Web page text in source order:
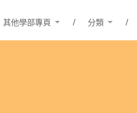
其他學部專頁 分類